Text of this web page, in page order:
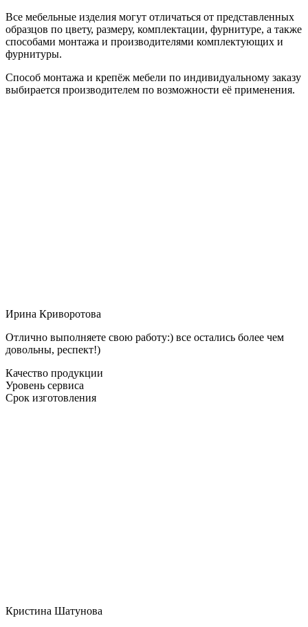
Все мебельные изделия могут отличаться от представленных
образцов по цвету, размеру, комплектации, фурнитуре, а также
способами монтажа и производителями комплектующих и
фурнитуры.
Способ монтажа и крепёж мебели по индивидуальному заказу
выбирается производителем по возможности её применения.
Ирина Криворотова
Отлично выполняете свою работу:) все остались более чем
довольны, респект!)
Качество продукции
Уровень сервиса
Срок изготовления
Кристина Шатунова